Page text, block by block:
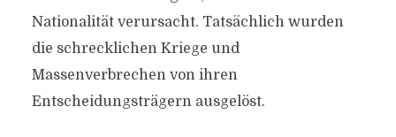
Nationalität verursacht. Tatsächlich wurden
die schrecklichen Kriege und
Massenverbrechen von ihren
Entscheidungsträgern ausgelöst.